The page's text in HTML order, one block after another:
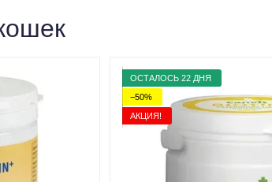
ОСТАЛОСЬ 22 ДНЯ
−50%
АКЦИЯ!